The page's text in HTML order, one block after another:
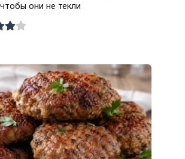
они не текли